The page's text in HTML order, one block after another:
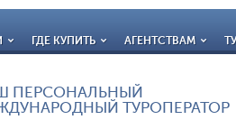
ГДЕ КУПИТЬ АГЕНТСТВАМ
ПЕРСОНАЛЬНЫЙ
ТУРОПЕРАТОР